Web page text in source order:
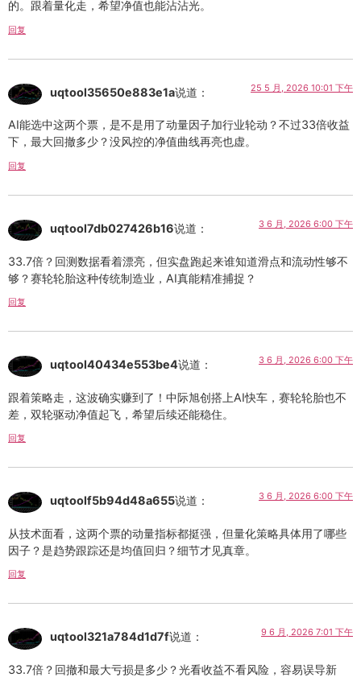
的。跟着量化走，希望净值也能沾沾光。
回复
uqtool35650e883e1a说道： 25 5 月, 2026 10:01 下午
AI能选中这两个票，是不是用了动量因子加行业轮动？不过33倍收益
下，最大回撤多少？没风控的净值曲线再亮也虚。
回复
uqtool7db027426b16说道： 3 6 月, 2026 6:00 下午
33.7倍？回测数据看着漂亮，但实盘跑起来谁知道滑点和流动性够不
够？赛轮轮胎这种传统制造业，AI真能精准捕捉？
回复
uqtool40434e553be4说道： 3 6 月, 2026 6:00 下午
跟着策略走，这波确实赚到了！中际旭创搭上AI快车，赛轮轮胎也不
差，双轮驱动净值起飞，希望后续还能稳住。
回复
uqtoolf5b94d48a655说道： 3 6 月, 2026 6:00 下午
从技术面看，这两个票的动量指标都挺强，但量化策略具体用了哪些
因子？是趋势跟踪还是均值回归？细节才见真章。
回复
uqtool321a784d1d7f说道： 9 6 月, 2026 7:01 下午
33.7倍？回撤和最大亏损是多少？光看收益不看风险，容易误导新